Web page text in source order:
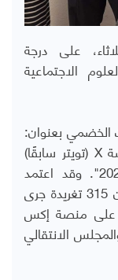
على درجة
الاجتماعية
الخضمي بعنوان:
X (تويتر سابقًا)
في حرب اليمن: خلال الفترة 2017-2023". وقد اعتمد
الخضمي في دراسته على تحليل مضمون 315 تغريدة جرى
نشطة على منصة إكس
الانتقالي